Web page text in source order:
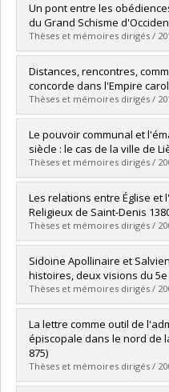
Un pont entre les
du Grand Schisme
Thèses et mémoires dirigés /
Graduate :Brabant, Annick
Cycle :Doctoral
Grade :Ph. D.
Lien vers le document dans
Distances, rencontres,
concorde dans l'Empire
Thèses et mémoires dirigés /
Graduate :Gravel, Martin
Cycle : Doctoral
Grade :Ph. D.
Lien vers le document dans
Le pouvoir communal et
siècle : le cas de la ville de
Thèses et mémoires dirigés /
Graduate :Dufault,
Cycle :Master's
Grade :M.A.
Lien vers le document dans
Les relations entre Église et
Religieux de Saint-Denis
Thèses et mémoires dirigés /
Graduate :Brabant, Annick
Cycle :Master's
Grade :M.A.
Lien vers le document dans
Sidoine Apollinaire et
histoires, deux visions du
Thèses et mémoires dirigés /
Graduate :Julien, François
Cycle :Master's
Grade :
Lien vers le document dans
La lettre comme outil de
épiscopale dans le nord de
875)
Thèses et mémoires dirigés /